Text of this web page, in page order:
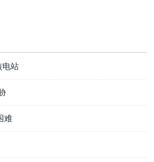
电站
难